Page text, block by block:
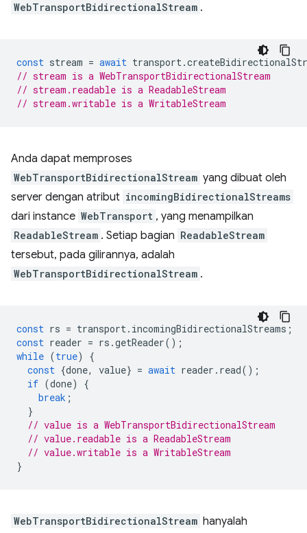
WebTransportBidirectionalStream .
const stream = await transport.
// stream is a WebTransportBidirectionalStream
// stream.readable is a ReadableStream
// stream.writable is a WritableStream
Anda dapat memproses
WebTransportBidirectionalStream yang dibuat oleh
server dengan atribut incomingBidirectionalStreams
dari instance WebTransport , yang menampilkan
ReadableStream . Setiap bagian ReadableStream
tersebut, pada gilirannya, adalah
WebTransportBidirectionalStream .
const rs = transport. incomingBidirectionalStreams ;
const reader = rs .getReader();
while (true)
{
const {done, value} = await reader . read();
if (done)
{
break ;
}
// value is a WebTransportBidirectionalStream
// value.readable is a ReadableStream
// value.writable is a WritableStream
}
WebTransportBidirectionalStream hanyalah